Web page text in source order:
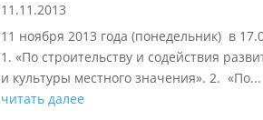
11.11.2013
11 ноября 2013 года (понедельник) в
1. «По строительству и содействия
и культуры местного значения». 2. «По...
читать далее